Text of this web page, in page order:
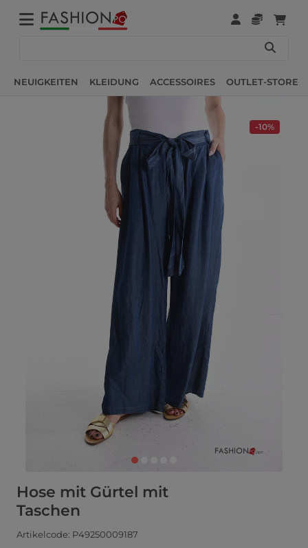
NEUIGKEITEN KLEIDUNG ACCESSOIRES OUTLET-STORE
-10%
Hose mit Gürtel mit
Taschen
Artikelcode: P49250009187